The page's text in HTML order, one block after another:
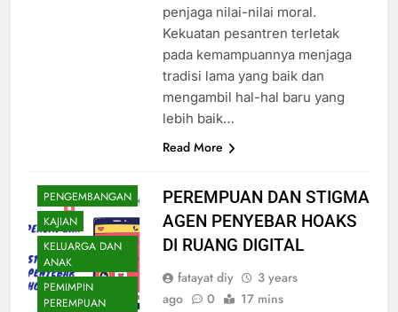
penjaga nilai-nilai moral.
Kekuatan pesantren terletak
pada kemampuannya menjaga
tradisi lama yang baik dan
mengambil hal-hal baru yang
lebih baik…
Read More
PENGEMBANGAN
KAJIAN
KELUARGA DAN
ANAK
PEMIMPIN
PEREMPUAN
PEREMPUAN DAN STIGMA
AGEN PENYEBAR HOAKS
DI RUANG DIGITAL
fatayat diy
3 years
ago
0 17 mins